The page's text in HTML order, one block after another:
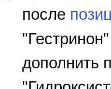
после
"Гестринон"
дополнить